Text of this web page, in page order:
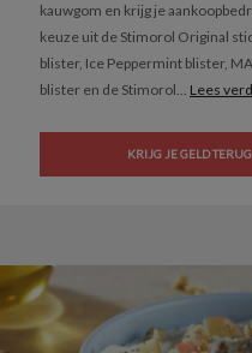
kauwgom en krijg je
keuze uit de Stimorol Original
blister, Ice Peppermint blister,
blister en de Stimorol... Lees
KRIJG JE GELD